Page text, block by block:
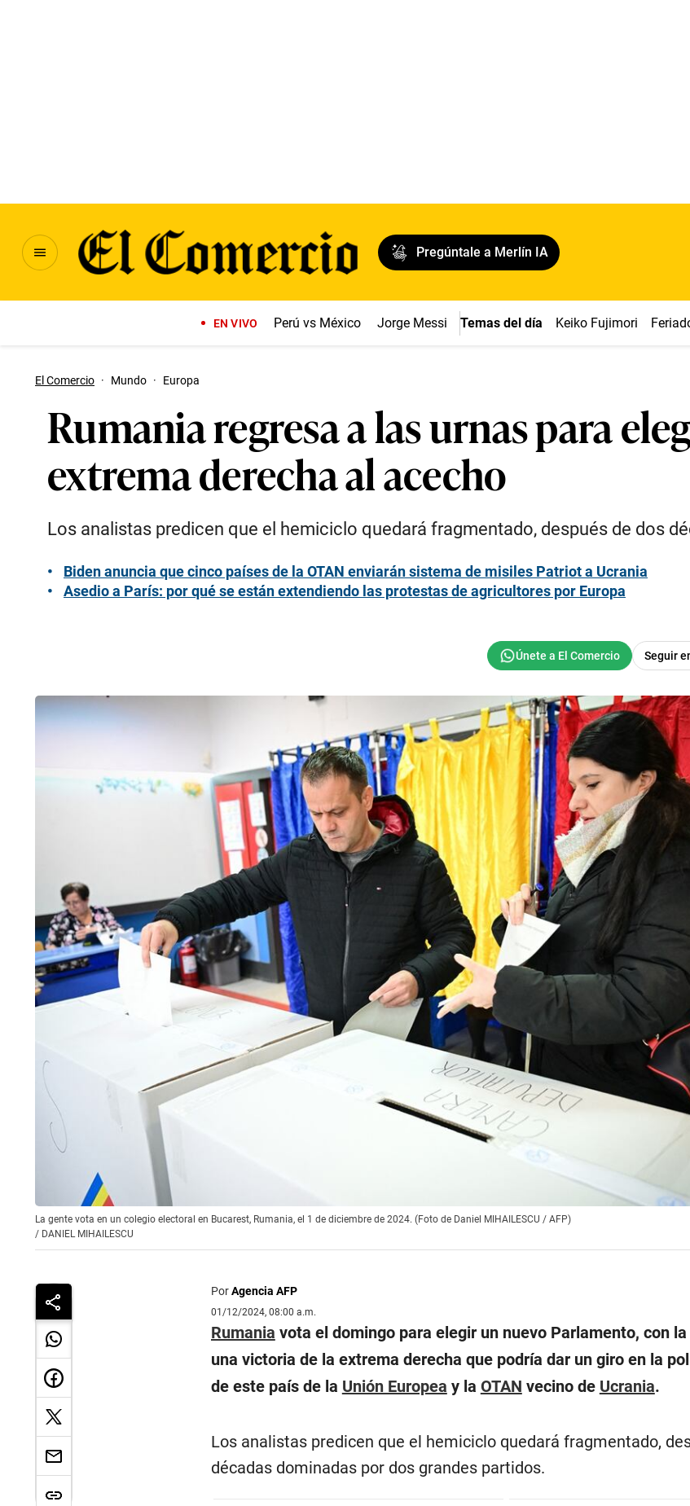
Pregúntale a Merlín IA
EN VIVO Perú vs México Jorge Messi Temas del día Keiko Fujimori
El Comercio · Mundo · Europa
Rumania regresa a las urnas para
extrema derecha al acecho
Los analistas predicen que el hemiciclo quedará fragmentado, después de dos
Biden anuncia que cinco países de la OTAN enviarán sistema de misiles Patriot a Ucrania
Asedio a París: por qué se están extendiendo las protestas de agricultores por Europa
Seguir
La gente vota en un colegio electoral en Bucarest, Rumania, el 1 de diciembre de 2024. (Foto de Daniel MIHAILESCU / AFP)
/ DANIEL MIHAILESCU
PorAgencia AFP
01/12/2024, 08:00 a.m.
Rumania vota el domingo para elegir un nuevo Parlamento, con
una victoria de la extrema derecha que podría dar un giro en la
de este país de la Unión Europea y la OTAN vecino de Ucrania.
Los analistas predicen que el hemiciclo quedará fragmentado,
décadas dominadas por dos grandes partidos.